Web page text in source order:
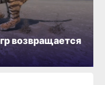
возвращается